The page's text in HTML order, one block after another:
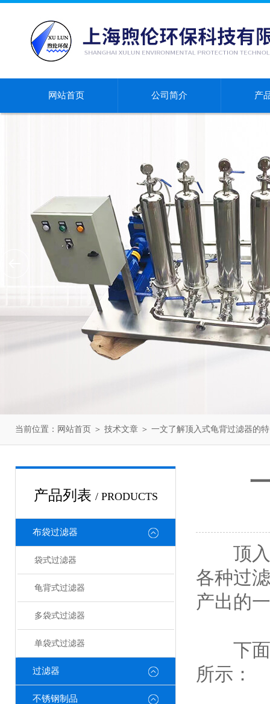
网站首页 公司简介 产
当前位置： 网站首页 ＞ 技术文章 ＞ 一文了解顶入式龟背过滤器的
产品列表 / PRODUCTS
布袋过滤器
袋式过滤器
龟背式过滤器
多袋式过滤器
单袋式过滤器
过滤器
不锈钢制品
顶入
各种过
产出的
下面
所示：